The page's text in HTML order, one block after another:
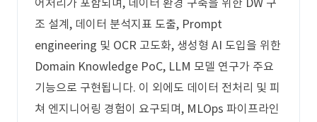
어처리가 포함되며, 데이터 환경 구축을 위한 DW 구
조 설계, 데이터 분석지표 도출, Prompt
engineering 및 OCR 고도화, 생성형 AI 도입을 위한
Domain Knowledge PoC, LLM 모델 연구가 주요
기능으로 구현됩니다. 이 외에도 데이터 전처리 및 피
쳐 엔지니어링 경험이 요구되며, MLOps 파이프라인